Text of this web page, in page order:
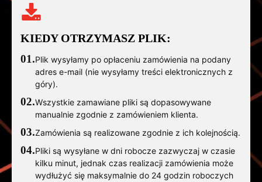
KIEDY OTRZYMASZ PLIK:
01.Plik wysyłamy po opłaceniu zamówienia na podany
adres e-mail (nie wysyłamy treści elektronicznych z
góry).
02.Wszystkie zamawiane pliki są dopasowywane
manualnie zgodnie z zamówieniem klienta.
03.Zamówienia są realizowane zgodnie z ich kolejnością.
04.Pliki są wysyłane w dni robocze zazwyczaj w czasie
kilku minut, jednak czas realizacji zamówienia może
wydłużyć się maksymalnie do 24 godzin roboczych